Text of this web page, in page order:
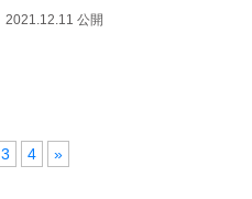
2021.12.11 公開
3 4 »